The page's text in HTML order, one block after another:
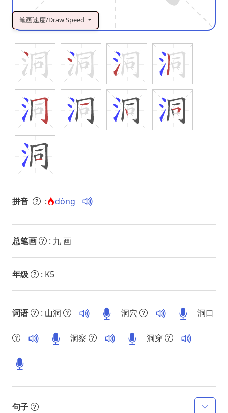
笔画速度/Draw Speed
拼音 : dòng
总笔画 : 九 画
年级 : K5
词语 : 山洞 洞穴 洞口
洞察 洞穿
句子